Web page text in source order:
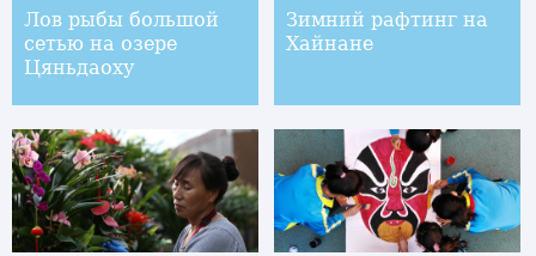
Лов рыбы большой
сетью на озере
Цяньдаоху
Зимний рафтинг на
Хайнане